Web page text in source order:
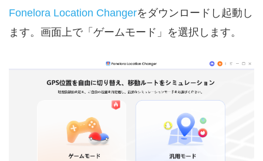
Fonelora Location Changerをダウンロードし起動し
ます。画面上で「ゲームモード」を選択します。